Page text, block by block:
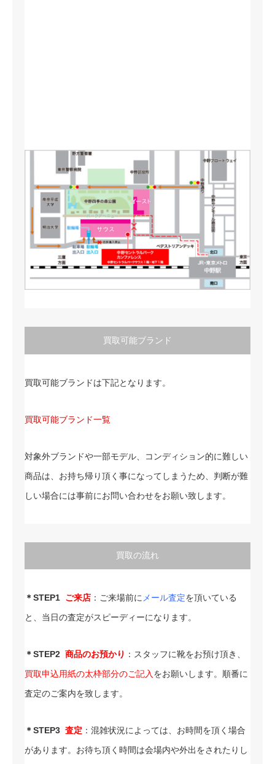
買取可能ブランド
買取可能ブランドは下記となります。
買取可能ブランド一覧
対象外ブランドや一部モデル、コンディション的に難しい
商品は、お持ち帰り頂く事になってしまうため、判断が難
しい場合には事前にお問い合わせをお願い致します。
買取の流れ
＊STEP1 ご来店 ：ご来場前に メール査定を頂いている
と、当日の査定がスピーディーになります。
＊STEP2 商品のお預かり ：スタッフに靴をお預け頂き、
買取申込用紙の太枠部分のご記入 をお願いします。順番に
査定のご案内を致します。
＊STEP3 査定 ：混雑状況によっては、お時間を頂く場合
があります。お待ち頂く時間は会場内や外出をされたりし